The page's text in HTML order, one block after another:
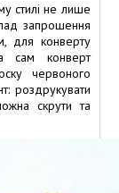
стилі не лише
запрошення
для конверту
сам конверт
червоного
роздрукувати
скрути та